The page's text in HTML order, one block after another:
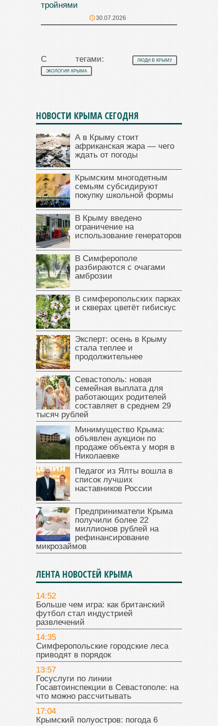
тройнями
30.07.2026
С тегами: ЛЮДИ В КРЫМУ
ЭКОЛОГИЯ КРЫМА
НОВОСТИ КРЫМА СЕГОДНЯ
А в Крыму стоит
африканская жара — чего
ждать от погоды
Крымским многодетным
семьям субсидируют
покупку школьной формы
В Крыму введено
ограничение на
использование генераторов
В Симферополе
разбираются с очагами
амброзии
В симферопольских парках
и скверах цветёт гибискус
Эксперт: осень в Крыму
стала теплее и
продолжительнее
Севастополь: новая
семейная выплата для
работающих родителей
составляет в среднем 29
тысяч рублей
Минимущество Крыма:
объявлен аукцион по
продаже объекта у моря в
Николаевке
Педагог из Ялты вошла в
список лучших
наставников России
Предприниматели Крыма
получили более 22
миллионов рублей на
рефинансирование
микрозаймов
ЛЕНТА НОВОСТЕЙ КРЫМА
14:52
Больше чем игра: как британский
футбол стал индустрией
развлечений
14:35
Симферопольские городские леса
приводят в порядок
13:57
Госуслуги по линии
Госавтоинспекции в Севастополе: на
что можно рассчитывать
17:04
Крымский полуостров: погода 6